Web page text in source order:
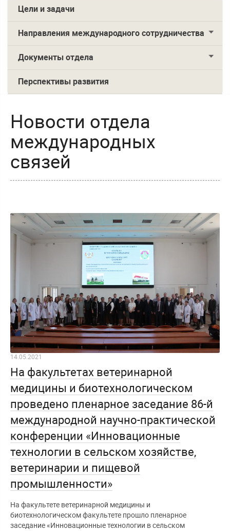
Цели и задачи
Направления международного сотрудничества
Документы отдела
Перспективы развития
Новости отдела
международных
связей
14.05.2021
На факультетах ветеринарной
медицины и биотехнологическом
проведено пленарное заседание 86-й
международной научно-практической
конференции «Инновационные
технологии в сельском хозяйстве,
ветеринарии и пищевой
промышленности»
На факультете ветеринарной медицины и
биотехнологическом факультете прошло пленарное
заседание «Инновационные технологии в сельском